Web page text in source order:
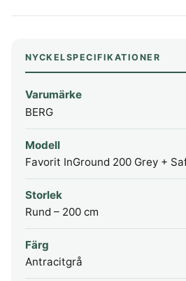
NYCKELSPECIFIKATIONER
Varumärke
BERG
Modell
Favorit InGround 200 Grey +
Storlek
Rund – 200 cm
Färg
Antracitgrå